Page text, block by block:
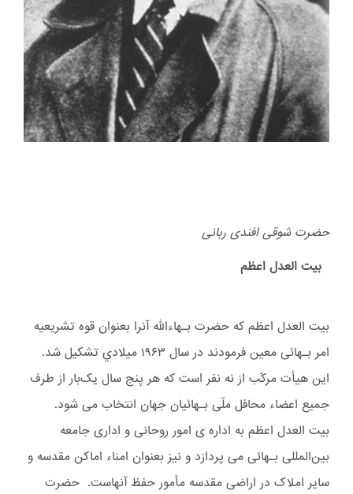
حضرت شوقی افندی ربانی
بیت العدل اعظم
بیت العدل اعظم که حضرت بـهاءالله آنرا بعنوان قوه تشریعیه
امر بـهائی معین فرمودند در سال ۱۹۶۳ ميلادي تشکیل شد.
این هیأت مرکّب از نه نفر است که هر پنج سال یک‌بار از طرف
جمیع اعضاء محافل ملّی بـهائیان جهان انتخاب می شود.
بیت العدل اعظم به اداره ی امور روحانی و اداری جامعه
بین‌المللی بـهائی می پردازد و نیز بعنوان امناء اماکن مقدسه و
سایر املاک در اراضی مقدسه مأمور حفظ آنهاست. حضرت